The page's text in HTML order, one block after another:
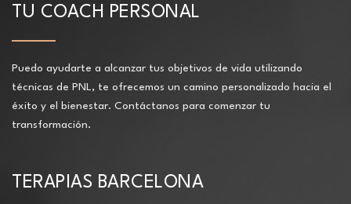
TU COACH PERSONAL
Puedo ayudarte a alcanzar tus objetivos de vida utilizando
técnicas de PNL, te ofrecemos un camino personalizado hacia el
éxito y el bienestar. Contáctanos para comenzar tu
transformación.
TERAPIAS BARCELONA